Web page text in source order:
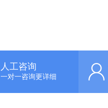
人工咨询
一对一咨询更详细